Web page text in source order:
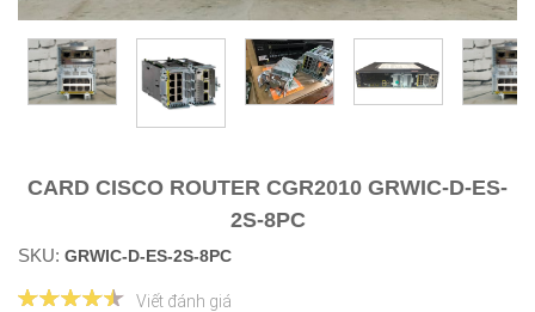
CARD CISCO ROUTER CGR2010 GRWIC-D-ES-
2S-8PC
SKU: GRWIC-D-ES-2S-8PC
Viết đánh giá